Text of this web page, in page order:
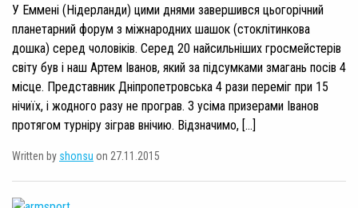
У Еммені (Нідерланди) цими днями завершився цьогорічний
планетарний форум з міжнародних шашок (стоклітинкова
дошка) серед чоловіків. Серед 20 найсильніших гросмейстерів
світу був і наш Артем Іванов, який за підсумками змагань посів 4
місце. Представник Дніпропетровська 4 рази переміг при 15
нічиїх, і жодного разу не програв. З усіма призерами Іванов
протягом турніру зіграв внічию. Відзначимо, […]
Written by shonsu on 27.11.2015